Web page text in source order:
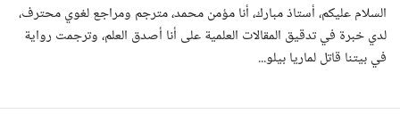
السلام عليكم، أستاذ مبارك، أنا مؤمن محمد، مترجم ومراجع لغوي محترف،
لدي خبرة في تدقيق المقالات العلمية على أنا أصدق العلم، وترجمت رواية
في بيتنا قاتل لماريا بيلو...